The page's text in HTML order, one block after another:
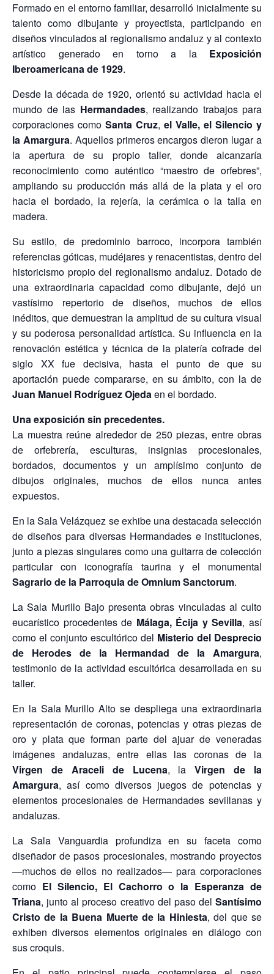
Formado en el entorno familiar, desarrolló inicialmente su
talento como dibujante y proyectista, participando en
diseños vinculados al regionalismo andaluz y al contexto
artístico generado en torno a la Exposición
Iberoamericana de 1929.
Desde la década de 1920, orientó su actividad hacia el
mundo de las Hermandades, realizando trabajos para
corporaciones como Santa Cruz, el Valle, el Silencio y
la Amargura. Aquellos primeros encargos dieron lugar a
la apertura de su propio taller, donde alcanzaría
reconocimiento como auténtico “maestro de orfebres”,
ampliando su producción más allá de la plata y el oro
hacia el bordado, la rejería, la cerámica o la talla en
madera.
Su estilo, de predominio barroco, incorpora también
referencias góticas, mudéjares y renacentistas, dentro del
historicismo propio del regionalismo andaluz. Dotado de
una extraordinaria capacidad como dibujante, dejó un
vastísimo repertorio de diseños, muchos de ellos
inéditos, que demuestran la amplitud de su cultura visual
y su poderosa personalidad artística. Su influencia en la
renovación estética y técnica de la platería cofrade del
siglo XX fue decisiva, hasta el punto de que su
aportación puede compararse, en su ámbito, con la de
Juan Manuel Rodríguez Ojedaen el bordado.
Una exposición sin precedentes.
La muestra reúne alrededor de 250 piezas, entre obras
de orfebrería, esculturas, insignias procesionales,
bordados, documentos y un amplísimo conjunto de
dibujos originales, muchos de ellos nunca antes
expuestos.
En la Sala Velázquez se exhibe una destacada selección
de diseños para diversas Hermandades e instituciones,
junto a piezas singulares como una guitarra de colección
particular con iconografía taurina y el monumental
Sagrario de la Parroquia de Omnium Sanctorum.
La Sala Murillo Bajo presenta obras vinculadas al culto
eucarístico procedentes de Málaga, Écija y Sevilla, así
como el conjunto escultórico del Misterio del Desprecio
de Herodes de la Hermandad de la Amargura,
testimonio de la actividad escultórica desarrollada en su
taller.
En la Sala Murillo Alto se despliega una extraordinaria
representación de coronas, potencias y otras piezas de
oro y plata que forman parte del ajuar de veneradas
imágenes andaluzas, entre ellas las coronas de la
Virgen de Araceli de Lucena, laVirgen de la
Amargura, así como diversos juegos de potencias y
elementos procesionales de Hermandades sevillanas y
andaluzas.
La Sala Vanguardia profundiza en su faceta como
diseñador de pasos procesionales, mostrando proyectos
—muchos de ellos no realizados— para corporaciones
como El Silencio, El Cachorro o la Esperanza de
Triana, junto al proceso creativo del paso del Santísimo
Cristo de la Buena Muerte de la Hiniesta, del que se
exhiben diversos elementos originales en diálogo con
sus croquis.